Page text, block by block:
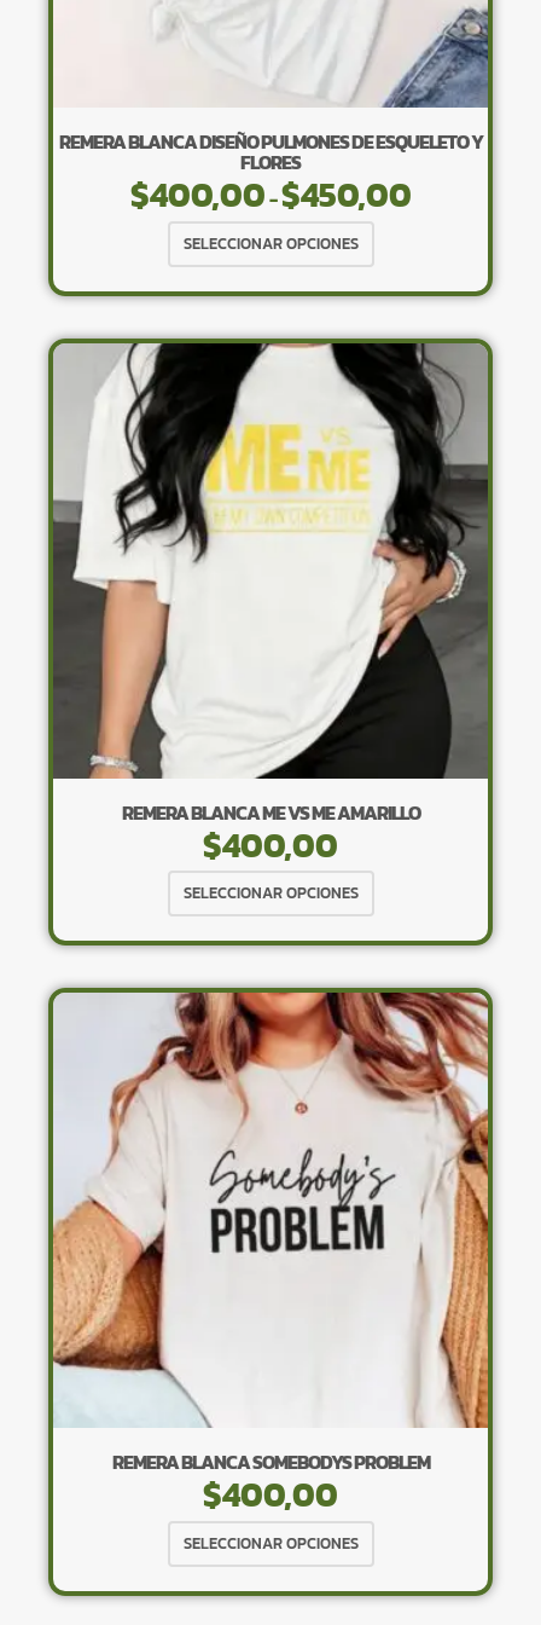
REMERA BLANCA DISEÑO PULMONES DE ESQUELETO Y
FLORES
$400,00-$450,00Rango
$400,00
hasta
SELECCIONAR OPCIONES
producto
tiene
variantes.
Las
opciones
se
pueden
elegir
en
la
página
de
producto
REMERA BLANCA ME VS ME AMARILLO
$400,00
SELECCIONAR OPCIONES
producto
tiene
variantes.
Las
opciones
se
pueden
en
la
página
REMERA BLANCA SOMEBODYS PROBLEM
$400,00
SELECCIONAR OPCIONES
producto
tiene